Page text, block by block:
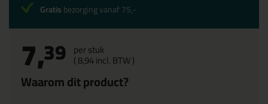
7,39 per stuk
(8,94incl. BTW )
Waarom dit product?
Gratisbezorging vanaf 75,-